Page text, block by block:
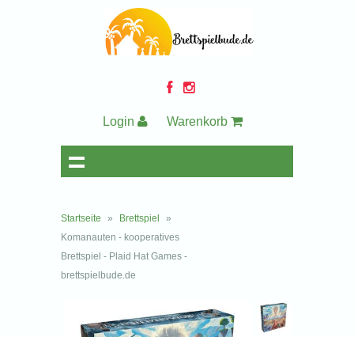
Login Warenkorb
Startseite » Brettspiel
»
Komanauten - kooperatives
Brettspiel - Plaid Hat Games -
brettspielbude.de